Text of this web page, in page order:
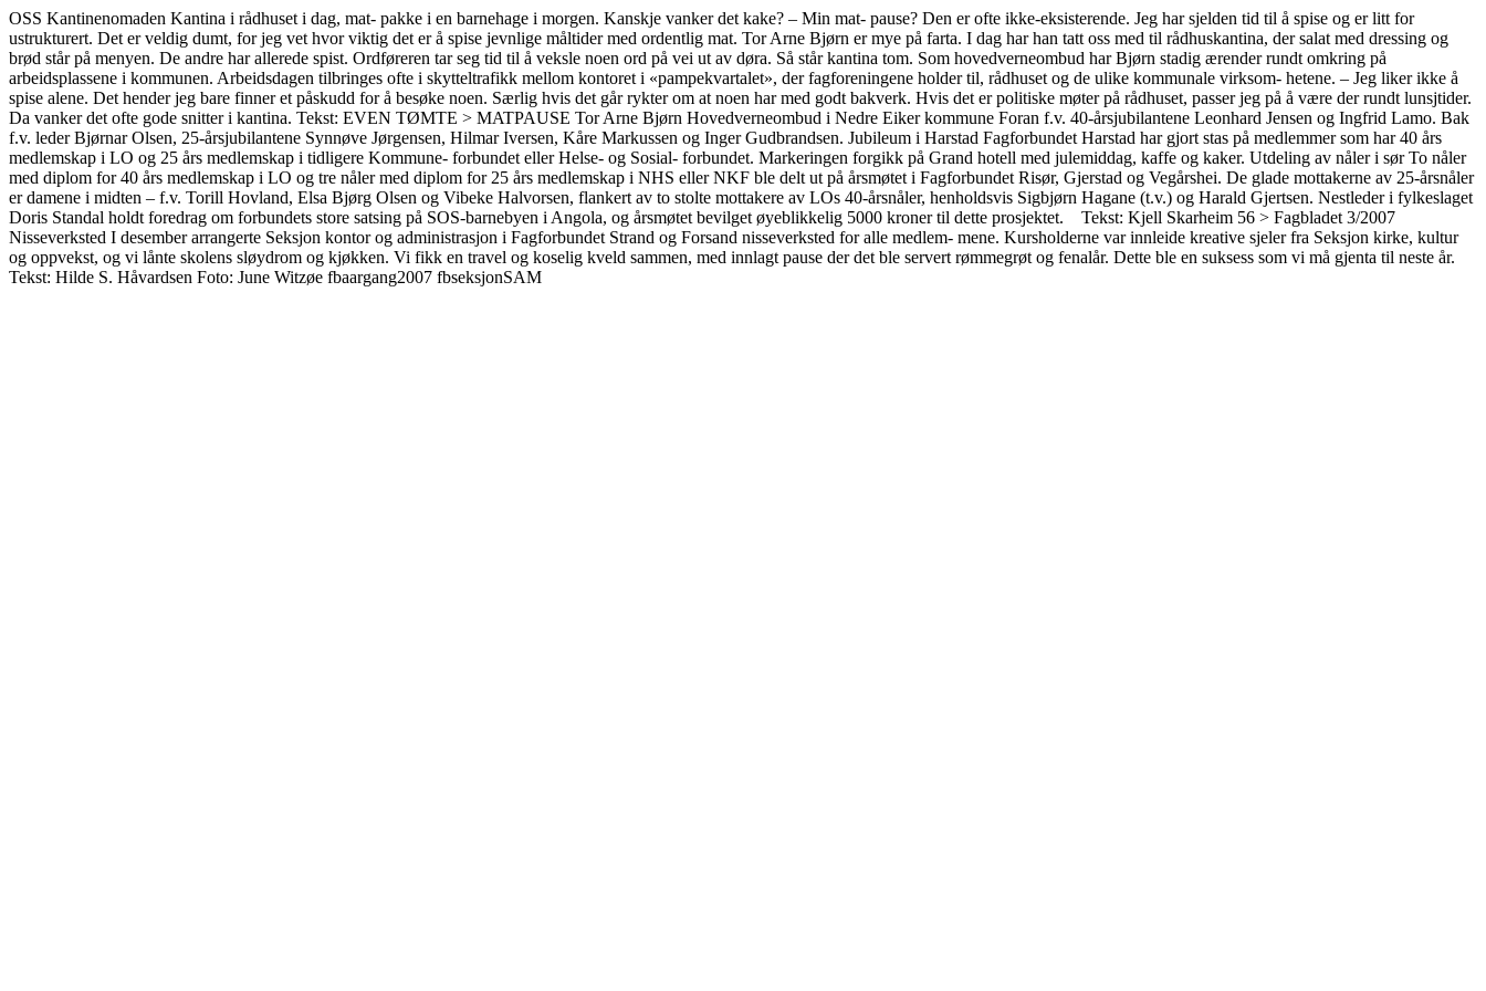
OSS Kantinenomaden Kantina i rådhuset i dag, mat- pakke i en barnehage i morgen. Kanskje vanker det kake? – Min mat- pause? Den er ofte ikke-eksisterende. Jeg har sjelden tid til å spise og er litt for
ustrukturert. Det er veldig dumt, for jeg vet hvor viktig det er å spise jevnlige måltider med ordentlig mat. Tor Arne Bjørn er mye på farta. I dag har han tatt oss med til rådhuskantina, der salat med dressing og
brød står på menyen. De andre har allerede spist. Ordføreren tar seg tid til å veksle noen ord på vei ut av døra. Så står kantina tom. Som hovedverneombud har Bjørn stadig ærender rundt omkring på
arbeidsplassene i kommunen. Arbeidsdagen tilbringes ofte i skytteltrafikk mellom kontoret i «pampekvartalet», der fagforeningene holder til, rådhuset og de ulike kommunale virksom- hetene. – Jeg liker ikke å
spise alene. Det hender jeg bare finner et påskudd for å besøke noen. Særlig hvis det går rykter om at noen har med godt bakverk. Hvis det er politiske møter på rådhuset, passer jeg på å være der rundt lunsjtider.
Da vanker det ofte gode snitter i kantina. Tekst: EVEN TØMTE > MATPAUSE Tor Arne Bjørn Hovedverneombud i Nedre Eiker kommune Foran f.v. 40-årsjubilantene Leonhard Jensen og Ingfrid Lamo. Bak
f.v. leder Bjørnar Olsen, 25-årsjubilantene Synnøve Jørgensen, Hilmar Iversen, Kåre Markussen og Inger Gudbrandsen. Jubileum i Harstad Fagforbundet Harstad har gjort stas på medlemmer som har 40 års
medlemskap i LO og 25 års medlemskap i tidligere Kommune- forbundet eller Helse- og Sosial- forbundet. Markeringen forgikk på Grand hotell med julemiddag, kaffe og kaker. Utdeling av nåler i sør To nåler
med diplom for 40 års medlemskap i LO og tre nåler med diplom for 25 års medlemskap i NHS eller NKF ble delt ut på årsmøtet i Fagforbundet Risør, Gjerstad og Vegårshei. De glade mottakerne av 25-årsnåler
er damene i midten – f.v. Torill Hovland, Elsa Bjørg Olsen og Vibeke Halvorsen, flankert av to stolte mottakere av LOs 40-årsnåler, henholdsvis Sigbjørn Hagane (t.v.) og Harald Gjertsen. Nestleder i fylkeslaget
Doris Standal holdt foredrag om forbundets store satsing på SOS-barnebyen i Angola, og årsmøtet bevilget øyeblikkelig 5000 kroner til dette prosjektet. Tekst: Kjell Skarheim 56 > Fagbladet 3/2007
Nisseverksted I desember arrangerte Seksjon kontor og administrasjon i Fagforbundet Strand og Forsand nisseverksted for alle medlem- mene. Kursholderne var innleide kreative sjeler fra Seksjon kirke, kultur
og oppvekst, og vi lånte skolens sløydrom og kjøkken. Vi fikk en travel og koselig kveld sammen, med innlagt pause der det ble servert rømmegrøt og fenalår. Dette ble en suksess som vi må gjenta til neste år.
Tekst: Hilde S. Håvardsen Foto: June Witzøe fbaargang2007 fbseksjonSAM